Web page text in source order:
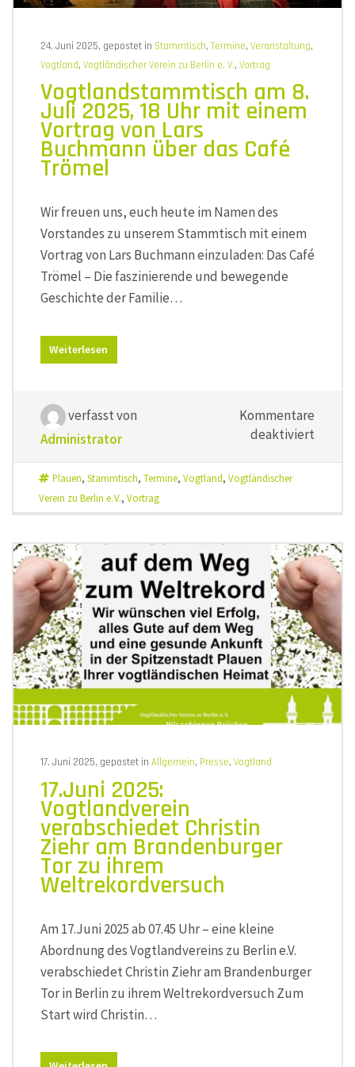
24. Juni 2025, gepostet in Stammtisch, Termine, Veranstaltung,
Vogtland, Vogtländischer Verein zu Berlin e. V., Vortrag
Vogtlandstammtisch am 8.
Juli 2025, 18 Uhr mit einem
Vortrag von Lars
Buchmann über das Café
Trömel
Wir freuen uns, euch heute im Namen des
Vorstandes zu unserem Stammtisch mit einem
Vortrag von Lars Buchmann einzuladen: Das Café
Trömel – Die faszinierende und bewegende
Geschichte der Familie…
Weiterlesen
verfasst von
Administrator
Kommentare
deaktiviert
Juli
18
Uhr
mit
einem
Vortrag
von
Lars
über
das
Plauen, Stammtisch, Termine, Vogtland, Vogtländischer
Verein zu Berlin e. V., Vortrag
17. Juni 2025, gepostet in Allgemein, Presse, Vogtland
17.Juni 2025:
Vogtlandverein
verabschiedet Christin
Ziehr am Brandenburger
Tor zu ihrem
Weltrekordversuch
Am 17.Juni 2025 ab 07.45 Uhr – eine kleine
Abordnung des Vogtlandvereins zu Berlin e.V.
verabschiedet Christin Ziehr am Brandenburger
Tor in Berlin zu ihrem Weltrekordversuch Zum
Start wird Christin…